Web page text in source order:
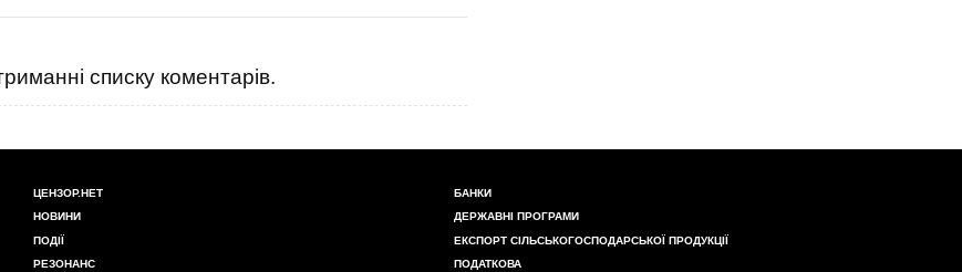
списку коментарів.
ЦЕНЗОР.НЕТ
НОВИНИ
ПОДІЇ
РЕЗОНАНС
БАНКИ
ДЕРЖАВНІ ПРОГРАМИ
ЕКСПОРТ СІЛЬСЬКОГОСПОДАРСЬКОЇ ПРОДУКЦІЇ
ПОДАТКОВА